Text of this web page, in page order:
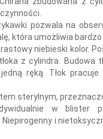
pozwala na
która umożliwia
niebieski kolor.
z cylindra. Budowa
ręką. Tłok
sterylnym,
w blister
i